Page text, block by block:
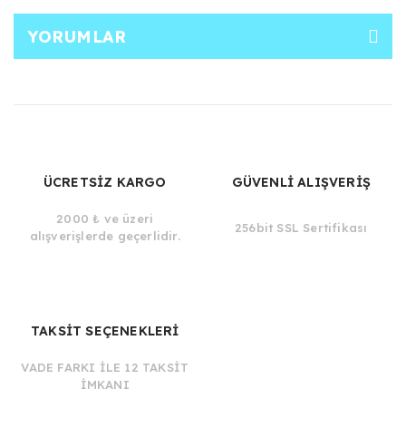
YORUMLAR
ÜCRETSİZ KARGO
2000 ₺ ve üzeri
alışverişlerde geçerlidir.
GÜVENLİ ALIŞVERİŞ
256bit SSL Sertifikası
TAKSİT SEÇENEKLERİ
VADE FARKI İLE 12 TAKSİT
İMKANI